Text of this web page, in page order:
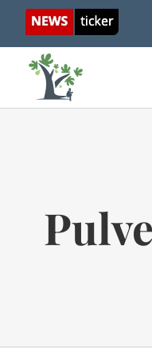
Skip
content
und Erdan